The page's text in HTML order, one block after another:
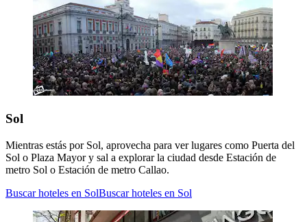
Sol
Mientras estás por Sol, aprovecha para ver lugares como Puerta del
Sol o Plaza Mayor y sal a explorar la ciudad desde Estación de
metro Sol o Estación de metro Callao.
Buscar hoteles en SolBuscar hoteles en Sol